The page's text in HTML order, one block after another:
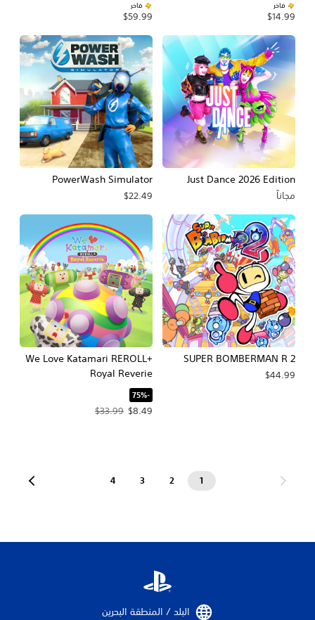
فاخر
$14.99
فاخر
$59.99
Just Dance 2026 Edition
مجاناً
PowerWash Simulator
$22.49
SUPER BOMBERMAN R 2
$44.99
We Love Katamari REROLL+
Royal Reverie
‏-75%‏
$8.49
سعر العرض $8.49‏. السعر الأصلي، $33.99‏.
$33.99
1
2
3
4
البلد / المنطقة البحرين‏